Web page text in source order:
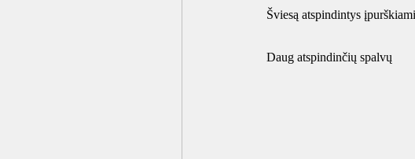
Šviesą atspindintys
Daug atspindinčių spalvų